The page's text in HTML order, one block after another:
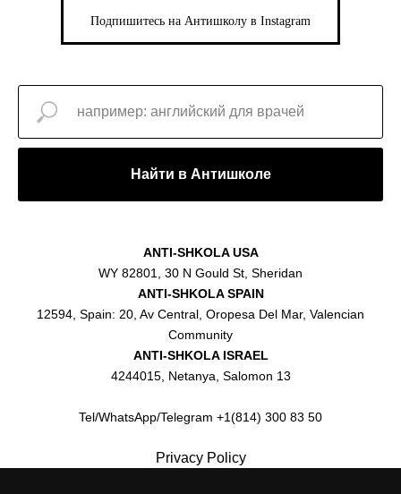
Подпишитесь на Антишколу в Instagram
Найти в Антишколе
ANTI-SHKOLA USA
WY 82801, 30 N Gould St, Sheridan
ANTI-SHKOLA SPAIN
12594, Spain: 20, Av Central, Oropesa Del Mar, Valencian
Community
ANTI-SHKOLA ISRAEL
4244015, Netanya, Salomon 13
Tel/WhatsApp/Telegram +1(814) 300 83 50
Privacy Policy